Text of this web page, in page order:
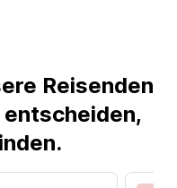
Reisenden
entscheiden,